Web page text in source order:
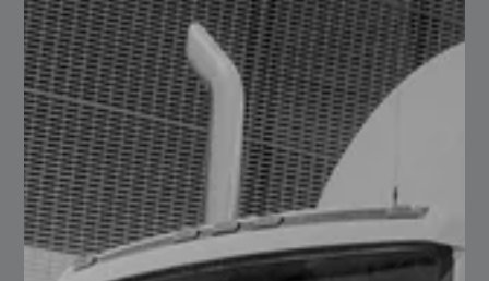
gama más amplia de productos de acero al carbón, para
las industrias metalmecánica, estructurista, de la
construcción y distribuidores.
Evalúa su atención al
cliente del proveedor de
acero